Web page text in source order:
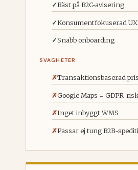
Bäst på B2C-avisering
Konsumentfokuserad UX
Snabb onboarding
SVAGHETER
Transaktionsbaserad
Google Maps = GDPR-risk
Inget inbyggt WMS
Passar ej tung B2B-